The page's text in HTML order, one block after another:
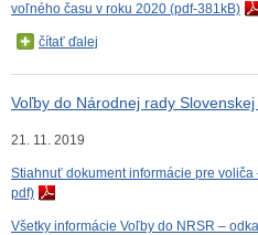
voľného času v roku 2020 (pdf-381kB)
čítať ďalej
Voľby do Národnej rady
21. 11. 2019
Stiahnuť dokument informácie pre
pdf)
Všetky informácie Voľby do NRSR –